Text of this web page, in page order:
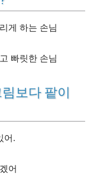
게 하는 손님
빠릿한 손님
보다 팥이
어.
어